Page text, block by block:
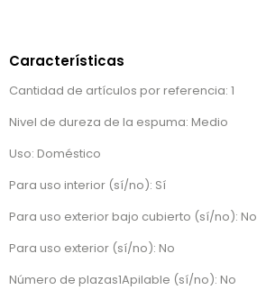
Características
Cantidad de artículos por referencia: 1
Nivel de dureza de la espuma: Medio
Uso: Doméstico
Para uso interior (sí/no): Sí
Para uso exterior bajo cubierto (sí/no): No
Para uso exterior (sí/no): No
Número de plazas1Apilable (sí/no): No